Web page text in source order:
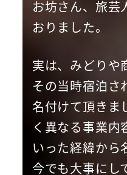
お坊さん、旅芸
おりました。
実は、みどりや
その当時宿泊さ
名付けて頂きま
く異なる事業内
いった経緯から
今でも大事にし